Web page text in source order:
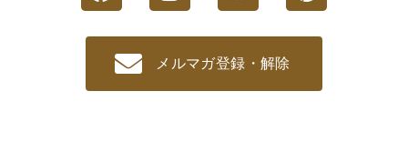
メルマガ登録・解除